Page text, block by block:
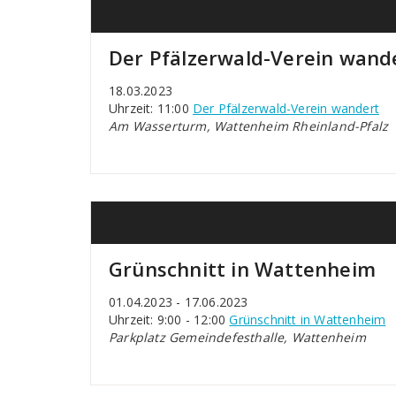
Der Pfälzerwald-Verein
18.03.2023
Uhrzeit: 11:00 Der Pfälzerwald-Verein wandert
Am Wasserturm, Wattenheim Rheinland-Pfalz
Grünschnitt in Wattenheim
01.04.2023 - 17.06.2023
Uhrzeit: 9:00 - 12:00Grünschnitt in Wattenheim
Parkplatz Gemeindefesthalle, Wattenheim